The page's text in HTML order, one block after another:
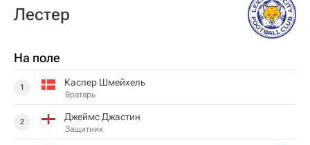
Лестер
На поле
1 Каспер Шмейхель
Вратарь
2 Джеймс Джастин
Защитник